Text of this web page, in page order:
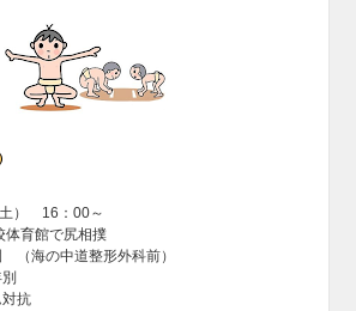
） 16：00～
育館で尻相撲
海の中道整形外科前）
別
抗